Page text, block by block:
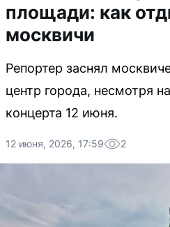
площади: как
москвичи
Репортер заснял
центр города, несмотря
концерта 12 июня.
12 июня, 2026, 17:59 2